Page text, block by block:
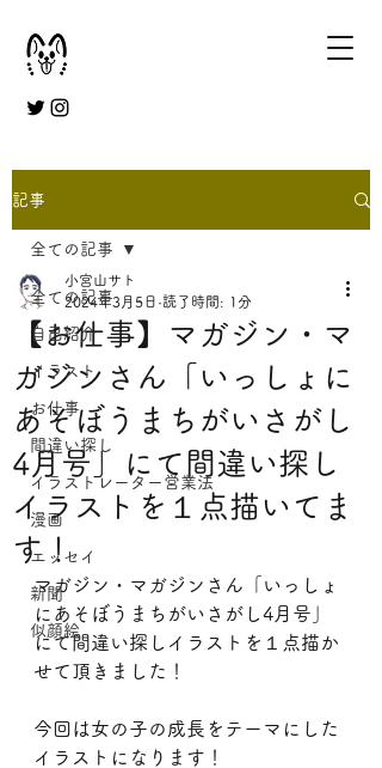
記事
全ての記事
自己紹介
イラスト
お仕事
間違い探し
イラストレーター営業法
漫画
エッセイ
新聞
似顔絵
全ての記事
【お仕事】マガジン・マ
ガジンさん「いっしょに
あそぼうまちがいさがし
4月号」にて間違い探し
イラストを１点描いてま
す！
小宮山サト
2024年3月5日 読了時間: 1分
マガジン・マガジンさん「いっしょ
にあそぼうまちがいさがし4月号」
にて間違い探しイラストを１点描か
せて頂きました！
今回は女の子の成長をテーマにした
イラストになります！